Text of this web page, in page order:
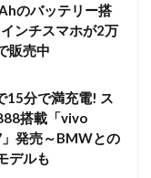
のバッテリー搭
ンチスマホが2万
販売中
15分で満充電! ス
搭載「vivo
発売～BMWとの
デルも